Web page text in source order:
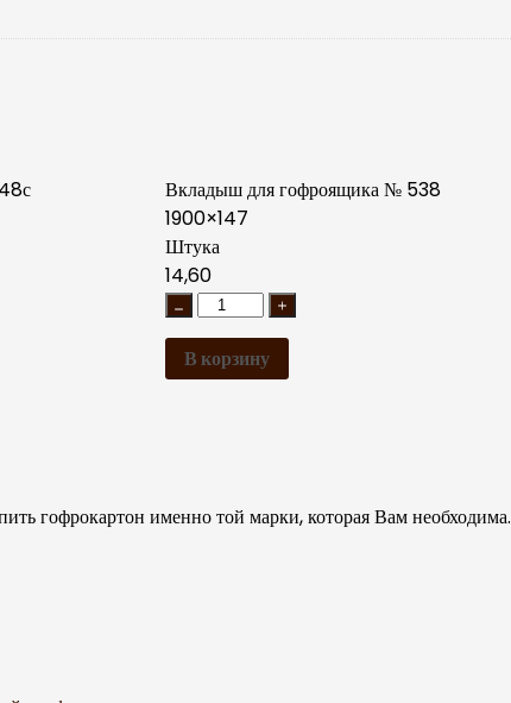
Вкладыш для гофроящика № 538
1900×147
Штука
14,60
В корзину
гофрокартон именно той марки, которая Вам необходима.